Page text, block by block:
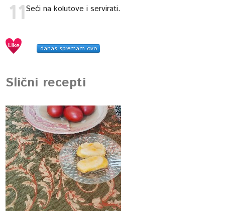
Seći na kolutove i servirati.
danas spremam ovo
Slični recepti